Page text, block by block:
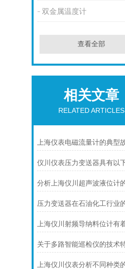
双金属温度计
查看全部
相关文章
RELATED ARTICLES